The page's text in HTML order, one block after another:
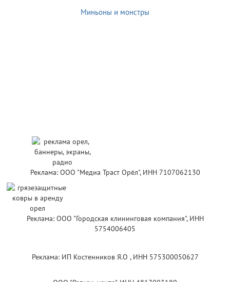
Миньоны и монстры
Реклама: ООО "Медиа Траст Орёл", ИНН 7107062130
Реклама: ООО "Городская клининговая компания", ИНН
5754006405
Реклама: ИП Костенников Я.О , ИНН 575300050627